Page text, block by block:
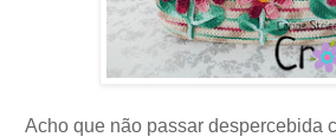
Acho que não passar despercebida